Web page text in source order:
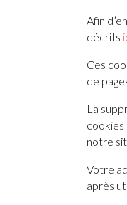
Afin
décrits
Ces
de
La
cookies
notre
Votre
après